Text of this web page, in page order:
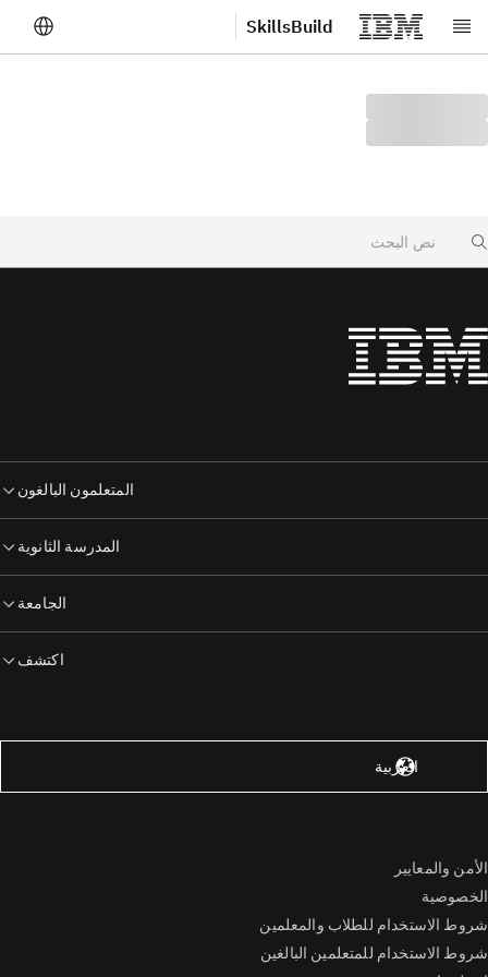
الانتقال إلى المحتوى الرئيسي
SkillsBuild
Search
المتعلمون البالغون
المدرسة الثانوية
الجامعة
اكتشف
العربية
الأمن والمعايير
الخصوصية
شروط الاستخدام للطلاب والمعلمين
شروط الاستخدام للمتعلمين البالغين